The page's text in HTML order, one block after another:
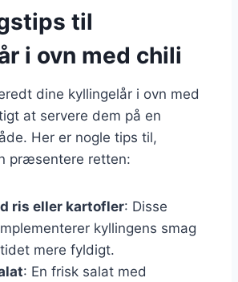
til
i ovn med chili
dine kyllingelår i ovn med
at servere dem på en
Her er nogle tips til,
præsentere retten:
ris eller kartofler: Disse
kyllingens smag
mere fyldigt.
: En frisk salat med